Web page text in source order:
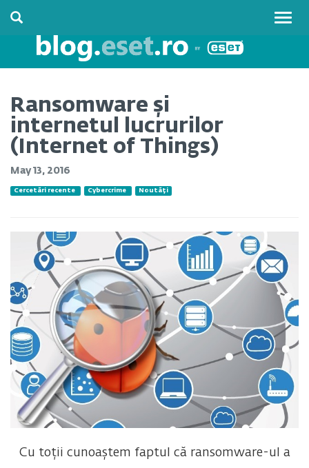
Ransomware și
internetul lucrurilor
(Internet of Things)
May 13, 2016
Cercetări recente Cybercrime Noutăți
Cu toții cunoaștem faptul că ransomware-ul a